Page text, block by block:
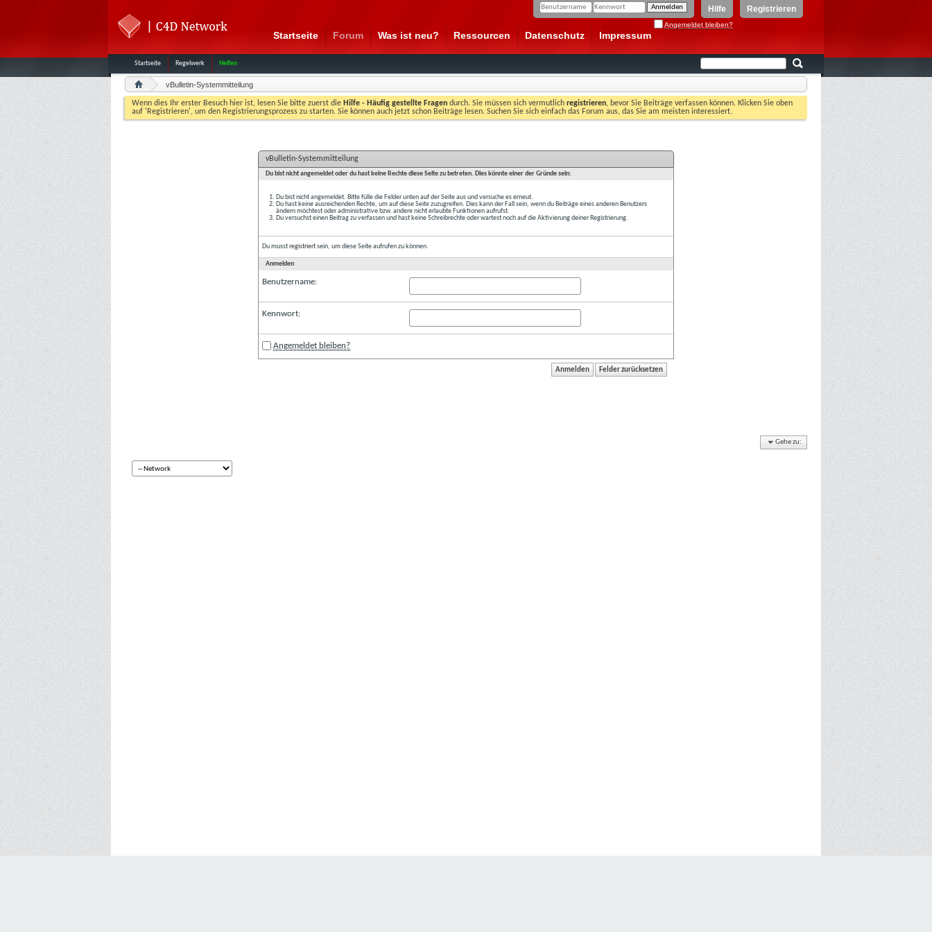
Registrieren
Hilfe
Angemeldet bleiben?
Startseite Forum
Startseite Regelwerk Helfen
Was ist neu? Ressourcen Datenschutz Impressum
vBulletin-Systemmitteilung
Wenn dies Ihr erster Besuch hier ist, lesen Sie bitte zuerst die Hilfe - Häufig gestellte Fragen durch. Sie müssen sich vermutlich registrieren, bevor Sie Beiträge verfassen können. Klicken Sie oben
auf 'Registrieren', um den Registrierungsprozess zu starten. Sie können auch jetzt schon Beiträge lesen. Suchen Sie sich einfach das Forum aus, das Sie am meisten interessiert.
vBulletin-Systemmitteilung
Du bist nicht angemeldet oder du hast keine Rechte diese Seite zu betreten. Dies könnte einer der Gründe sein:
Du bist nicht angemeldet. Bitte fülle die Felder unten auf der Seite aus und versuche es erneut.
Du hast keine ausreichenden Rechte, um auf diese Seite zuzugreifen. Dies kann der Fall sein, wenn du Beiträge eines anderen Benutzers
ändern möchtest oder administrative bzw. andere nicht erlaubte Funktionen aufrufst.
Du versuchst einen Beitrag zu verfassen und hast keine Schreibrechte oder wartest noch auf die Aktivierung deiner Registrierung.
Du musstregistriertsein, um diese Seite aufrufen zu können.
Anmelden
Benutzername:
Kennwort:
Angemeldet bleiben?
Gehe zu: